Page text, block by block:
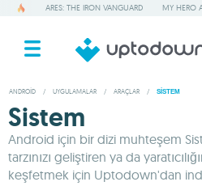
ARES: THE IRON VANGUARD MY HERO
ANDROID / UYGULAMALAR / ARAÇLAR / SISTEM
Sistem
Android için bir dizi muhteşem
tarzınızı geliştiren ya da
keşfetmek için Uptodown'dan